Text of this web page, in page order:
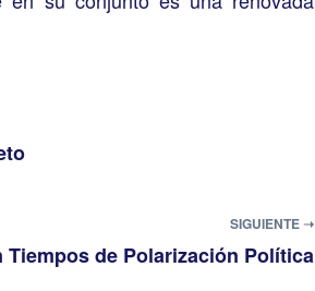
SIGUIENTE ➝
de Polarización Política